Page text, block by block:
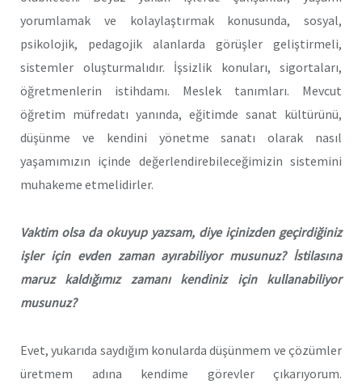
yorumlamak ve kolaylaştırmak konusunda, sosyal,
psikolojik, pedagojik alanlarda görüşler geliştirmeli,
sistemler oluşturmalıdır. İşsizlik konuları, sigortaları,
öğretmenlerin istihdamı. Meslek tanımları. Mevcut
öğretim müfredatı yanında, eğitimde sanat kültürünü,
düşünme ve kendini yönetme sanatı olarak nasıl
yaşamımızın içinde değerlendirebileceğimizin sistemini
muhakeme etmelidirler.
Vaktim olsa da okuyup yazsam, diye içinizden geçirdiğiniz
işler için evden zaman ayırabiliyor musunuz? İstilasına
maruz kaldığımız zamanı kendiniz için kullanabiliyor
musunuz?
Evet, yukarıda saydığım konularda düşünmem ve çözümler
üretmem adına kendime görevler çıkarıyorum.